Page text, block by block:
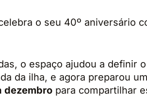
o seu 40º aniversário
o espaço ajudou a definir
da ilha, e agora preparou
dezembro para compartilhar